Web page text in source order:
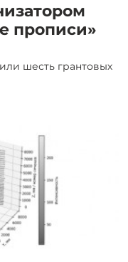
прописи»
шесть грантовых